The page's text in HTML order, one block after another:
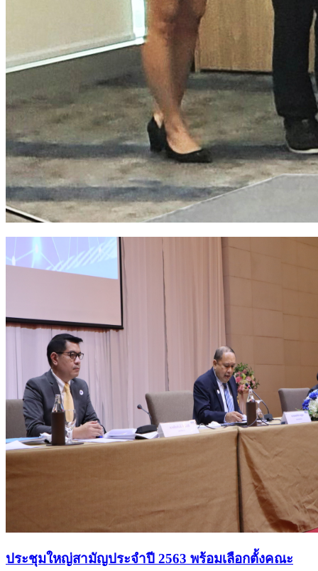
ประชุมใหญ่สามัญประจำปี 2563 พร้อมเลือกตั้งคณะ